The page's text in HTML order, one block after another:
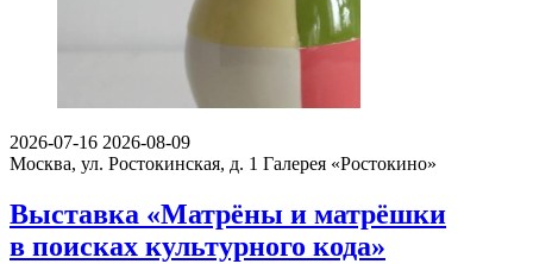
2026-07-16 2026-08-09
Москва, ул. Ростокинская, д. 1 Галерея «Ростокино»
Выставка «Матрёны и матрёшки
в поисках культурного кода»